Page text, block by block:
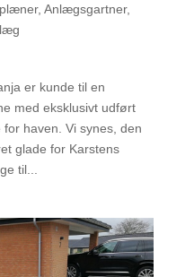
, Anlægsgartner,
er kunde til en
med eksklusivt udført
haven. Vi synes, den
glade for Karstens
til...